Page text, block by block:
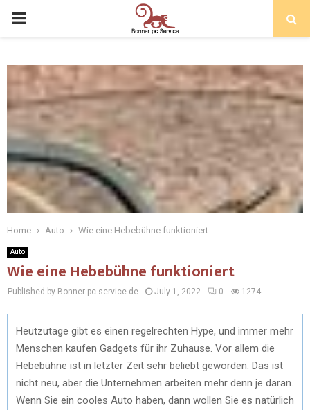
Home Auto Wie eine Hebebühne funktioniert
Auto
Wie eine Hebebühne funktioniert
Published by Bonner-pc-service.de July 1, 2022 0 1274
Heutzutage gibt es einen regelrechten Hype, und immer mehr
Menschen kaufen Gadgets für ihr Zuhause. Vor allem die
Hebebühne ist in letzter Zeit sehr beliebt geworden. Das ist
nicht neu, aber die Unternehmen arbeiten mehr denn je daran.
Wenn Sie ein cooles Auto haben, dann wollen Sie es natürlich